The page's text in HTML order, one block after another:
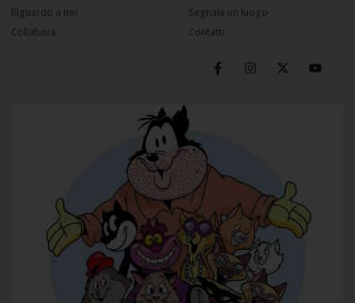
Riguardo a noi
Collabora
Segnala un luogo
Contatti